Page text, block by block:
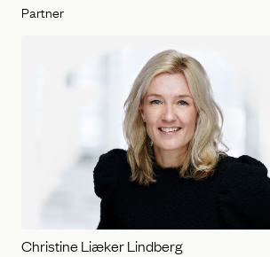
Partner
Christine Liæker Lindberg